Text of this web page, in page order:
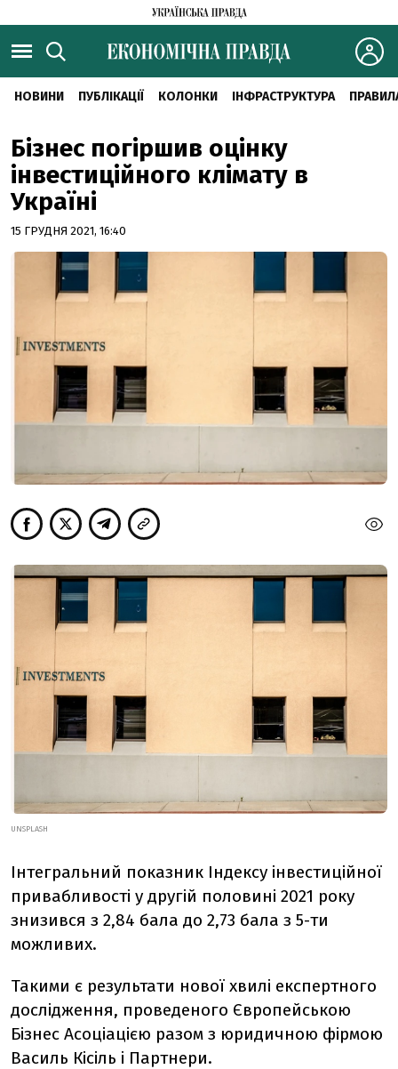
НОВИНИ ПУБЛІКАЦІЇ КОЛОНКИ ІНФРАСТРУКТУРА
Бізнес погіршив оцінку
інвестиційного клімату в
Україні
15 ГРУДНЯ 2021, 16:40
UNSPLASH
Інтегральний показник Індексу інвестиційної
привабливості у другій половині 2021 року
знизився з 2,84 бала до 2,73 бала з 5-ти
можливих.
Такими є результати нової хвилі експертного
дослідження, проведеного Європейською
Бізнес Асоціацією разом з юридичною фірмою
Василь Кісіль і Партнери.